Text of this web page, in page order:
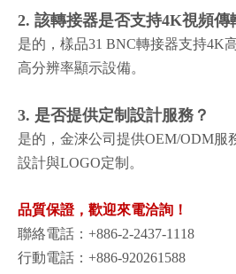
2. 該轉接器是否支持4K視頻傳
是的，樣品31 BNC轉接器支持4K
高分辨率顯示設備。
3. 是否提供定制設計服務？
是的，金淶公司提供OEM/ODM服
設計與LOGO定制。
品質保證，歡迎來電洽詢！
聯絡電話：+886-2-2437-1118
行動電話：+886-920261588